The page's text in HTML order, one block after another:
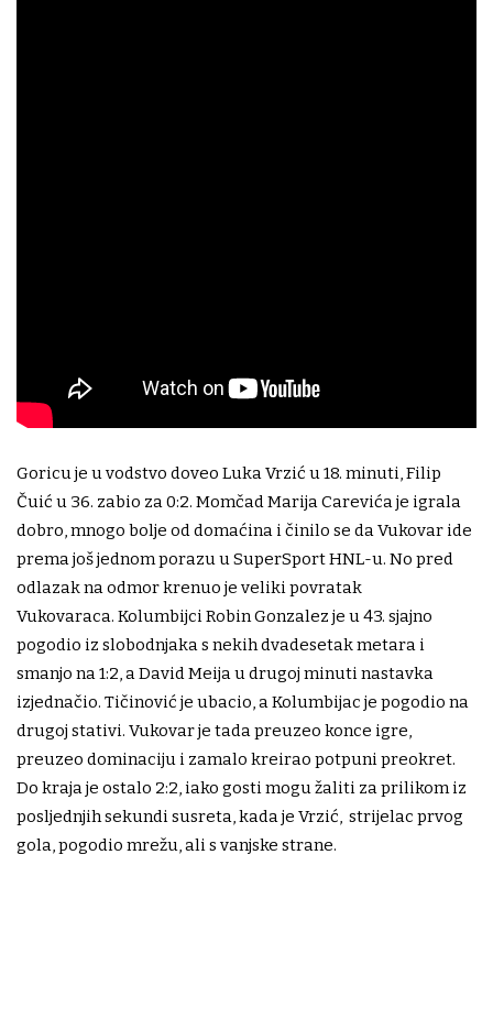
Goricu je u vodstvo doveo Luka Vrzić u 18. minuti, Filip
Čuić u 36. zabio za 0:2. Momčad Marija Carevića je igrala
dobro, mnogo bolje od domaćina i činilo se da Vukovar ide
prema još jednom porazu u SuperSport HNL-u. No pred
odlazak na odmor krenuo je veliki povratak
Vukovaraca. Kolumbijci Robin Gonzalez je u 43. sjajno
pogodio iz slobodnjaka s nekih dvadesetak metara i
smanjo na 1:2, a David Meija u drugoj minuti nastavka
izjednačio. Tičinović je ubacio, a Kolumbijac je pogodio na
drugoj stativi. Vukovar je tada preuzeo konce igre,
preuzeo dominaciju i zamalo kreirao potpuni preokret.
Do kraja je ostalo 2:2, iako gosti mogu žaliti za prilikom iz
posljednjih sekundi susreta, kada je Vrzić, strijelac prvog
gola, pogodio mrežu, ali s vanjske strane.